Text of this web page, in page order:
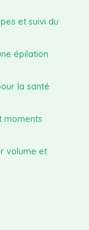
et suivi du
épilation
la santé
moments
volume et